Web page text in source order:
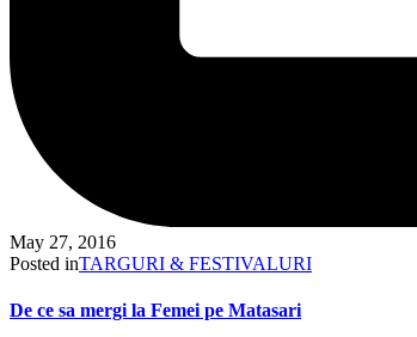
May 27, 2016
Posted inTARGURI & FESTIVALURI
De ce sa mergi la Femei pe Matasari